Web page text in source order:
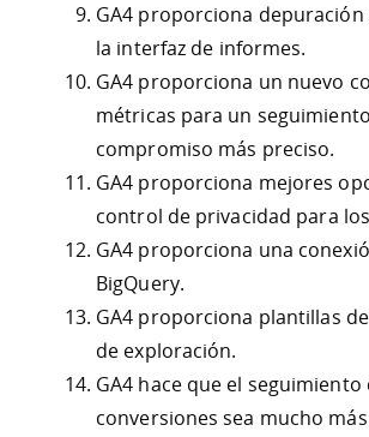
GA4 proporciona
la interfaz de informes.
GA4 proporciona un nuevo
métricas para un
compromiso más preciso.
GA4 proporciona mejores
control de privacidad para
GA4 proporciona una
BigQuery.
GA4 proporciona plantillas
de exploración.
GA4 hace que el seguimiento
conversiones sea mucho